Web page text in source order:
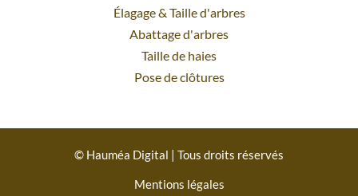
Élagage& Taille d'arbres
Abattage d'arbres
Taille de haies
Pose de clôtures
© Hauméa Digital | Tous droits réservés
Mentions légales